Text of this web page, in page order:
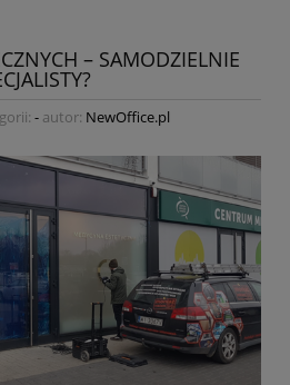
– SAMODZIELNIE
- autor: NewOffice.pl